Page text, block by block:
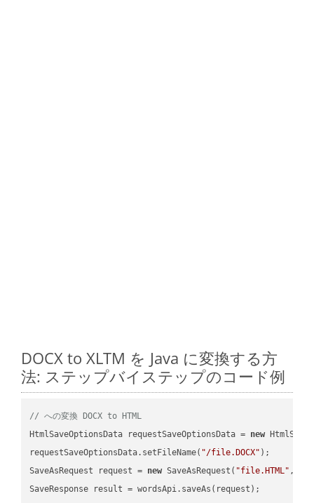
DOCX to XLTM を Java に変換する方
法: ステップバイステップのコード例
// への変換 DOCX to HTML
HtmlSaveOptionsData requestSaveOptionsData = new
requestSaveOptionsData.setFileName( "/file.DOCX" );
SaveAsRequest request = new SaveAsRequest( "file.HTML"
SaveResponse result = wordsApi.saveAs(request);